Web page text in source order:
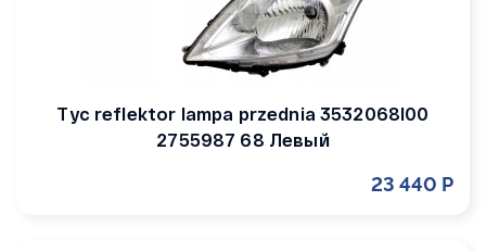
Tyc reflektor lampa przednia 3532068l00
2755987 68 Левый
23 440 Р